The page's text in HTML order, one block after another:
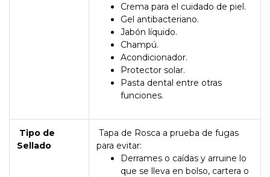
Crema para el cuidado de piel.
Gel antibacteriano.
Jabón líquido.
Champú.
Acondicionador.
Protector solar.
Pasta dental entre otras
funciones.
Tipo de
Sellado
Tapa de Rosca a prueba de fugas
para evitar:
Derrames o caídas y arruine lo
que se lleva en bolso, cartera o